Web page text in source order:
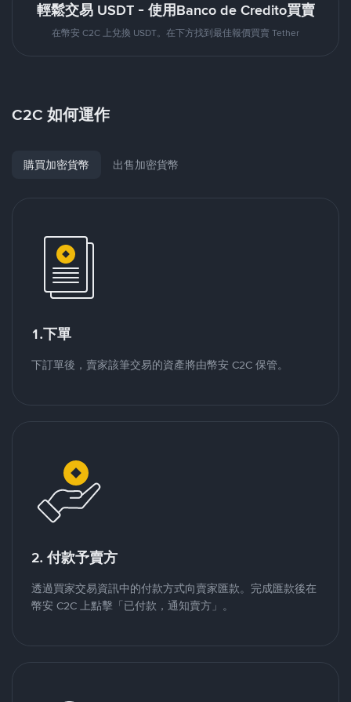
輕鬆交易 USDT - 使用Banco de Credito買賣
在幣安 C2C 上兌換 USDT。在下方找到最佳報價買賣 Tether
C2C 如何運作
購買加密貨幣 出售加密貨幣
1.下單
下訂單後，賣家該筆交易的資產將由幣安 C2C 保管。
2. 付款予賣方
透過買家交易資訊中的付款方式向賣家匯款。完成匯款後在
幣安 C2C 上點擊「已付款，通知賣方」。